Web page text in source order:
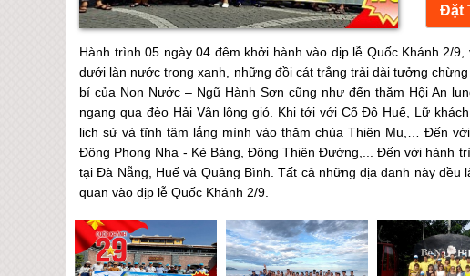
Hành trình 05 ngày 04 đêm khởi hành vào dịp lễ Quốc Khánh 2/
dưới làn nước trong xanh, những đồi cát trắng trải dài tưởng
bí của Non Nước – Ngũ Hành Sơn cũng như đến thăm Hội An
ngang qua đèo Hải Vân lộng gió. Khi tới với Cố Đô Huế, Lữ
lịch sử và tĩnh tâm lắng mình vào thăm chùa Thiên Mụ,… Đến
Động Phong Nha - Kẻ Bàng, Động Thiên Đường,... Đến với hành
tại Đà Nẵng, Huế và Quảng Bình. Tất cả những địa danh này
quan vào dịp lễ Quốc Khánh 2/9.